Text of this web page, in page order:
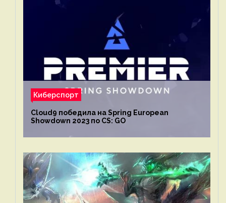
Киберспорт
Cloud9 победила на Spring European
Showdown 2023 по CS: GO